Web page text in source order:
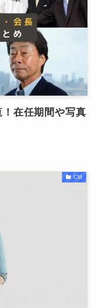
在任期間や写真
CM